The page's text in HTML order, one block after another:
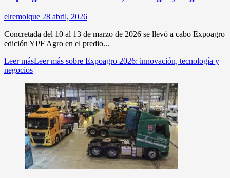
elremolque 28 abril, 2026
Concretada del 10 al 13 de marzo de 2026 se llevó a cabo Expoagro
edición YPF Agro en el predio...
Leer másLeer más sobre Expoagro 2026: innovación, tecnología y
negocios